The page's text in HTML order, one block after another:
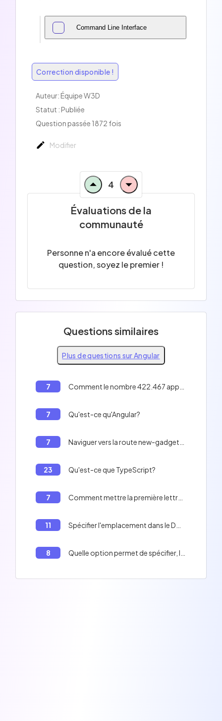
Command Line Interface
Correction disponible !
Auteur: Équipe W3D
Statut : Publiée
Question passée 1872 fois
Modifier
4
Évaluations de la
communauté
Personne n'a encore évalué cette
question, soyez le premier !
Questions similaires
Plus de questions sur Angular
7
7 Qu'est-ce qu'Angular?
7
23 Qu'est-ce que TypeScript?
7
11
8